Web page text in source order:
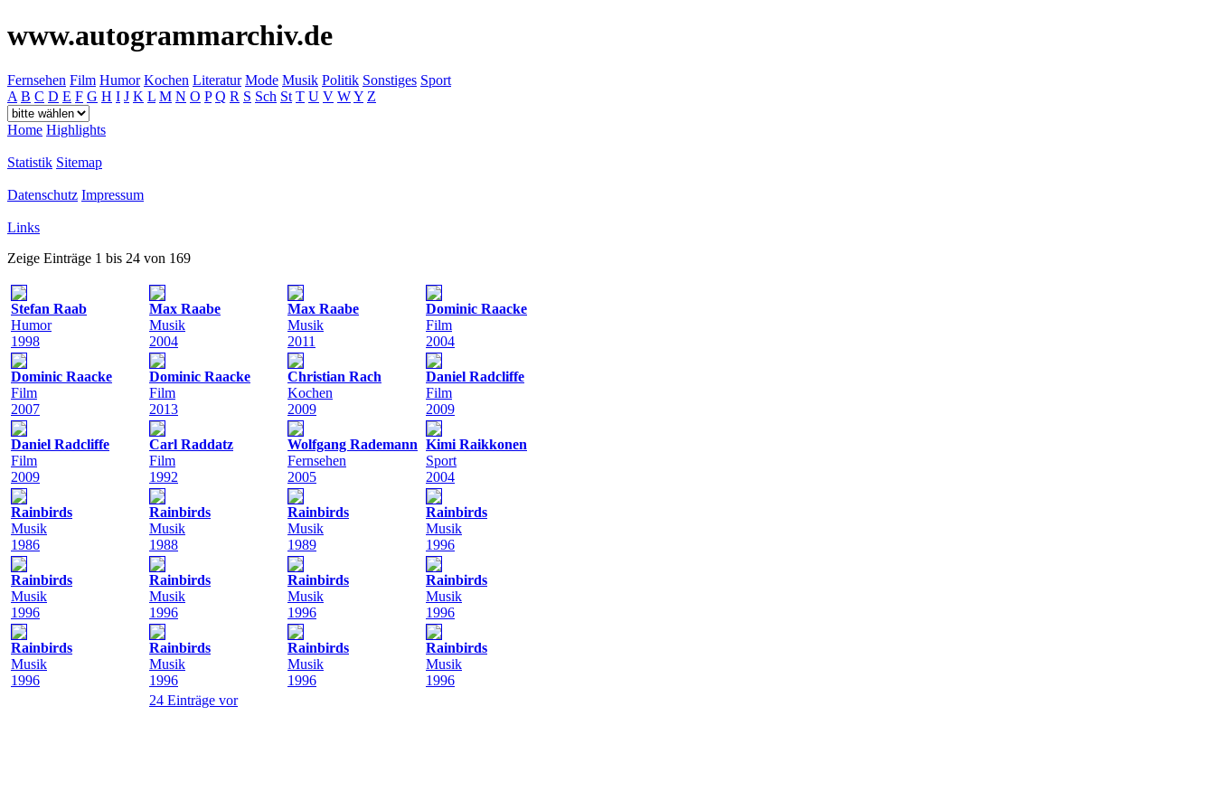
www.autogrammarchiv.de
Fernsehen Film Humor Kochen Literatur Mode Musik Politik Sonstiges Sport
A B C D E F G H I J K L M N O P Q R S Sch St T U V WY Z
Home Highlights
Statistik Sitemap
Datenschutz Impressum
Links
Zeige Einträge 1 bis 24 von 169
Stefan Raab
Humor
1998
Max Raabe
Musik
2004
Max Raabe
Musik
2011
Dominic Raacke
Film
2004
Dominic Raacke
Film
2007
Dominic Raacke
Film
2013
Christian Rach
Kochen
2009
Daniel Radcliffe
Film
2009
Daniel Radcliffe
Film
2009
Carl Raddatz
Film
1992
Wolfgang Rademann
Fernsehen
2005
Kimi Raikkonen
Sport
2004
Rainbirds
Musik
1986
Rainbirds
Musik
1988
Rainbirds
Musik
1989
Rainbirds
Musik
1996
Rainbirds
Musik
1996
Rainbirds
Musik
1996
Rainbirds
Musik
1996
Rainbirds
Musik
1996
Rainbirds
Musik
1996
Rainbirds
Musik
1996
Rainbirds
Musik
1996
Rainbirds
Musik
1996
24 Einträge vor